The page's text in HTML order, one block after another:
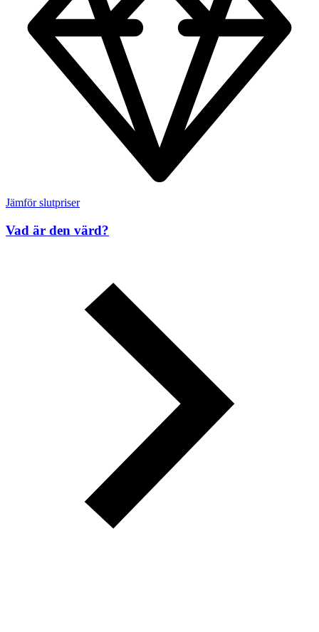
Jämför slutpriser
Vad är den värd?